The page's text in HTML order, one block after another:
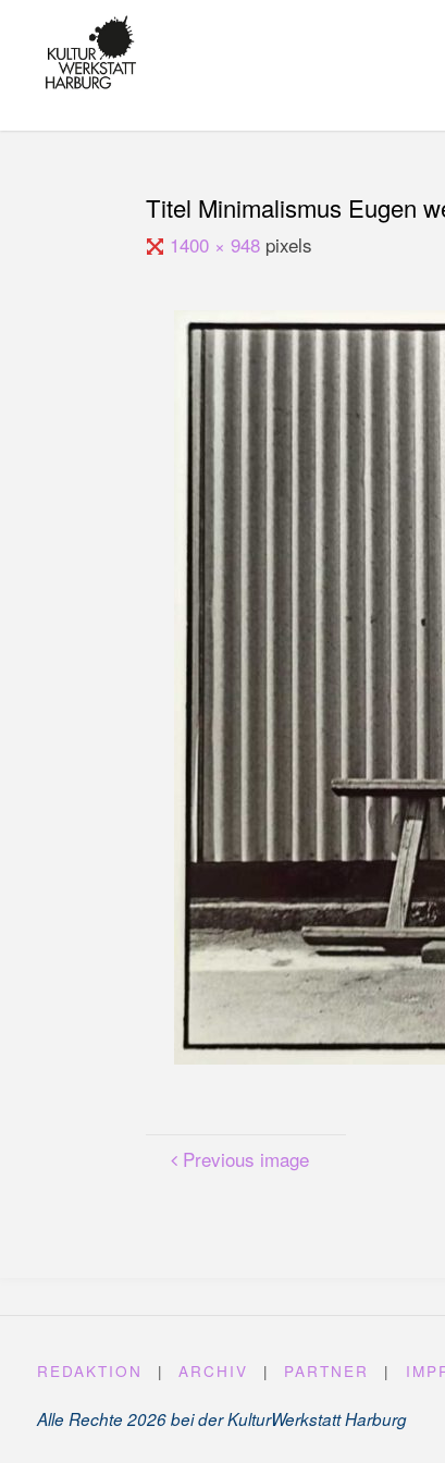
content
KUNST,
KANALPLATZ
Titel Minimalismus Eugen
Full1400 × 948 pixels
Previous image
REDAKTION | ARCHIV | PARTNER |
Alle Rechte 2026 bei der KulturWerkstatt Harburg